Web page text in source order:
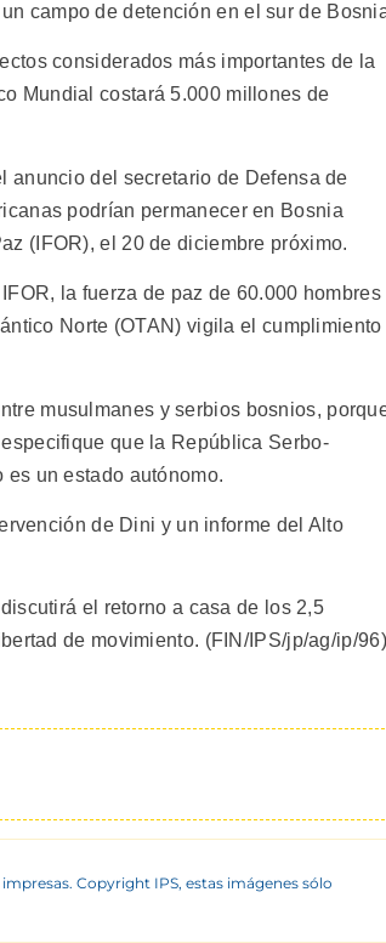
campo de detención en el sur de
considerados más importantes de la
Mundial costará 5.000 millones de
anuncio del secretario de Defensa de
podrían permanecer en Bosnia
(IFOR), el 20 de diciembre próximo.
la fuerza de paz de 60.000 hombres
Norte (OTAN) vigila el cumplimiento
musulmanes y serbios bosnios,
que la República Serbo-
un estado autónomo.
de Dini y un informe del Alto
el retorno a casa de los 2,5
de movimiento. (FIN/IPS/jp/ag/ip/96)
Copyright IPS, estas imágenes sólo